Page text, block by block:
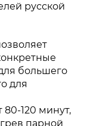
русской
большего
для
80-120 минут,
парной